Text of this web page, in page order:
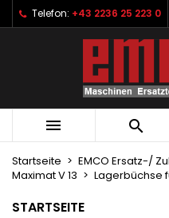
Telefon: +43 2236 25 223 0
 
Startseite EMCO Ersatz-/
Maximat V 13
Lagerbüchse
STARTSEITE
Ihre
Neue Liste anlegen
Wunschliste
Name der Wunschliste
Abbrechen
Anmelden
Sie müssen
Wunschliste